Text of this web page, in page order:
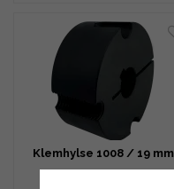
Klemhylse 1008 / 19 mm